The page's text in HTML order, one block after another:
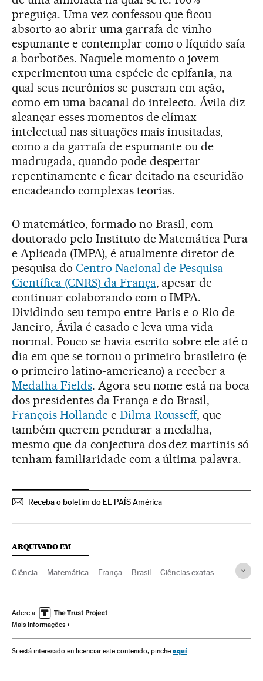
preguiça. Uma vez confessou que ficou
absorto ao abrir uma garrafa de vinho
espumante e contemplar como o líquido saía
a borbotões. Naquele momento o jovem
experimentou uma espécie de epifania, na
qual seus neurônios se puseram em ação,
como em uma bacanal do intelecto. Ávila diz
alcançar esses momentos de clímax
intelectual nas situações mais inusitadas,
como a da garrafa de espumante ou de
madrugada, quando pode despertar
repentinamente e ficar deitado na escuridão
encadeando complexas teorias.
O matemático, formado no Brasil, com
doutorado pelo Instituto de Matemática Pura
e Aplicada (IMPA), é atualmente diretor de
pesquisa do Centro Nacional de Pesquisa
Científica (CNRS) da França, apesar de
continuar colaborando com o IMPA.
Dividindo seu tempo entre Paris e o Rio de
Janeiro, Ávila é casado e leva uma vida
normal. Pouco se havia escrito sobre ele até o
dia em que se tornou o primeiro brasileiro (e
o primeiro latino-americano) a receber a
Medalha Fields. Agora seu nome está na boca
dos presidentes da França e do Brasil,
François Hollandee Dilma Rousseff, que
também querem pendurar a medalha,
mesmo que da conjectura dos dez martinis só
tenham familiaridade com a última palavra.
Receba o boletim do EL PAÍS América
ARQUIVADO EM
Ciência Matemática França Brasil Ciências exatas
América Europa
Adere a
Mais informações
Si está interesado en licenciar este contenido, pinche aquí